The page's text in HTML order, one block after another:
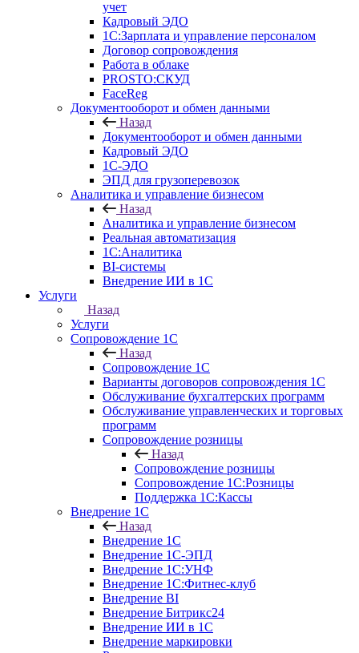
учет
Кадровый ЭДО
1С:Зарплата и управление персоналом
Договор сопровождения
Работа в облаке
PROSTO:СКУД
FaceReg
Документооборот и обмен данными
Назад
Документооборот и обмен данными
Кадровый ЭДО
1С-ЭДО
ЭПД для грузоперевозок
Аналитика и управление бизнесом
Назад
Аналитика и управление бизнесом
Реальная автоматизация
1С:Аналитика
BI-системы
Внедрение ИИ в 1С
Услуги
Назад
Услуги
Сопровождение 1С
Назад
Сопровождение 1С
Варианты договоров сопровождения 1С
Обслуживание бухгалтерских программ
Обслуживание управленческих и торговых
программ
Сопровождение розницы
Назад
Сопровождение розницы
Сопровождение 1С:Розницы
Поддержка 1С:Кассы
Внедрение 1С
Назад
Внедрение 1С
Внедрение 1С-ЭПД
Внедрение 1С:УНФ
Внедрение 1С:Фитнес-клуб
Внедрение BI
Внедрение Битрикс24
Внедрение ИИ в 1С
Внедрение маркировки